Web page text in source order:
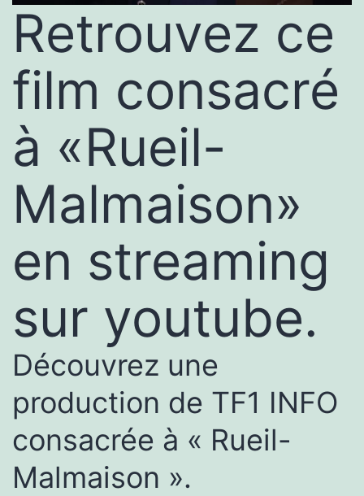
Retrouvez ce
film consacré
à «Rueil-
Malmaison»
en streaming
sur youtube.
Découvrez une
production de TF1 INFO
consacrée à « Rueil-
Malmaison ».